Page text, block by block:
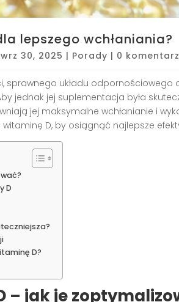
lepszego wchłaniania?
wrz 30, 2025 | Porady | 0
sprawnego układu odpornościowego
jednak jej suplementacja była
jej maksymalne wchłanianie i
D, by osiągnąć najlepsze
D
D?
– jak je